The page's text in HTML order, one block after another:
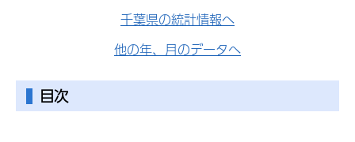
千葉県の統計情報へ
他の年、月のデータへ
目次